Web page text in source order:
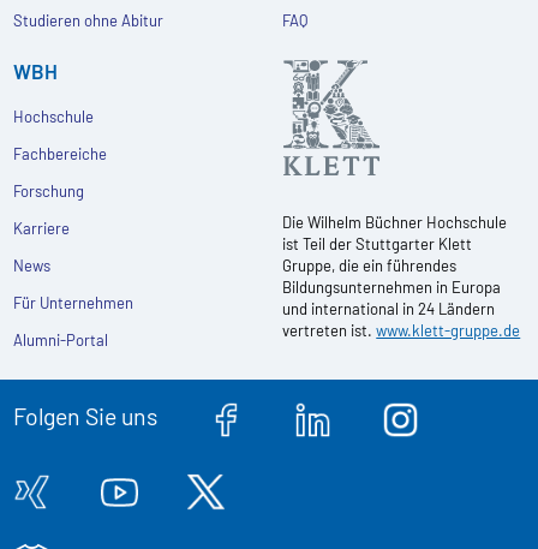
Studieren ohne Abitur
FAQ
WBH
Hochschule
Fachbereiche
Forschung
Karriere
News
Für Unternehmen
Alumni-Portal
Die Wilhelm Büchner Hochschule
ist Teil der Stuttgarter Klett
Gruppe, die ein führendes
Bildungsunternehmen in Europa
und international in 24 Ländern
vertreten ist.www.klett-gruppe.de
Folgen Sie uns